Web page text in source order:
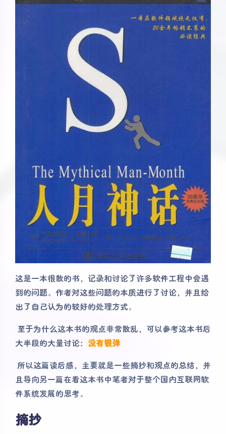
这是一本很散的书，记录和讨论了许多软件工程中会遇
到的问题。作者对这些问题的本质进行了讨论，并且给
出了自己认为的较好的处理方式。
​ 至于为什么这本书的观点非常散乱，可以参考这本书后
大半段的大量讨论： 没有银弹
​ 所以这篇读后感，主要就是一些摘抄和观点的总结，并
且导向另一篇在看这本书中笔者对于整个国内互联网软
件系统发展的思考。
摘抄